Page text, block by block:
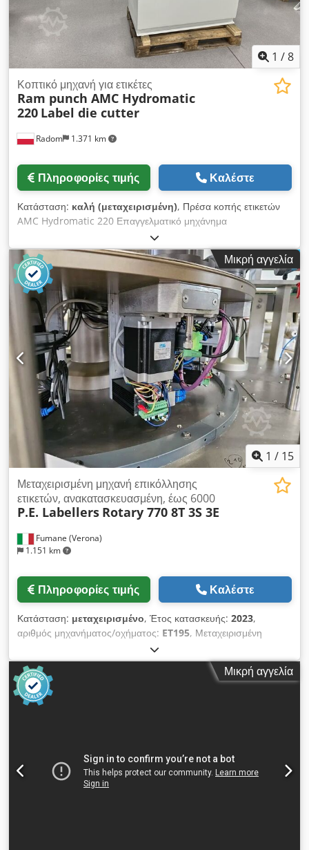
1 /8
Radom 1.371 km
Κοπτικό μηχανή για ετικέτες
Ram punch AMC Hydromatic
220 Label die cutter
Πληροφορίες τιμής Καλέστε
Κατάσταση: καλή (μεταχειρισμένη), Πρέσα κοπής ετικετών
AMC Hydromatic 220 Επαγγελματικό μηχάνημα
κατασκευασμένο στην Ιταλία. Η AMC είναι παγκόσμιος ηγέτης
στην παραγωγή μηχανημάτων κοπής ετικετών. Άριστη
κατάσταση. Το μηχάνημα είναι 100% λειτουργικό και έτοιμο για
παραγωγή. Αυτό είναι το μοντέλο που βρίσκεται αυτή τη στιγμή
σε παραγωγή. Τεχνικά χαρακτηριστικά: Μέγιστη διάσταση: 220
x 220 mm Κύκλοι: 18/λεπτό Απόδοση: 900.000 φύλλα/ώρα
Βάρος: 700 kg Το μηχάνημα διαθέτει υδραυλική μονάδα ταχείας
λειτουργίας. Credpfjzmu I Hex Akbof Φωτοηλεκτρικά
φράγματα ασφαλείας. Ρυθμιζόμενο τραπέζι τροφοδοσίας προς
όλες τις κατευθύνσεις. Δύο τρόποι λειτουργίας: ημιαυτόματος
και χειροκίνητος. Οδηγός φύλλων στην έξοδο.
Μικρή αγγελία
1 / 15
Fumane (Verona)
1.151 km
Μεταχειρισμένη μηχανή επικόλλησης
ετικετών, ανακατασκευασμένη, έως 6000
P.E. Labellers Rotary 770 8T 3S 3E
Πληροφορίες τιμής Καλέστε
Κατάσταση: μεταχειρισμένο, Έτος κατασκευής: 2023,
αριθμός μηχανήματος/οχήματος: ET195, Μεταχειρισμένη
μηχανή κόλλησης και επισήμανσης, μηχανή επισήμανσης PE,
ανακατασκευασμένη, με δυνατότητα έως 6.000 φιάλες ανά ώρα
(BPH) Πλήρης μετατροπή από μηχανική σε ηλεκτρονική μηχανή
Μεταχειρισμένη περιστροφική μηχανή επισήμανσης,
ανακατασκευασμένη, με δυνατότητα έως 6.000 Πλήρης
κόλλησης για μηχανές επισήμανσης PE ή τύπου PackLab
Πλήρης ανακατασκευή της μονάδας κόλλησης για την L-
σχήματος σφράγιση στις μηχανές επισήμανσης PE Έλεγχος
Μικρή αγγελία